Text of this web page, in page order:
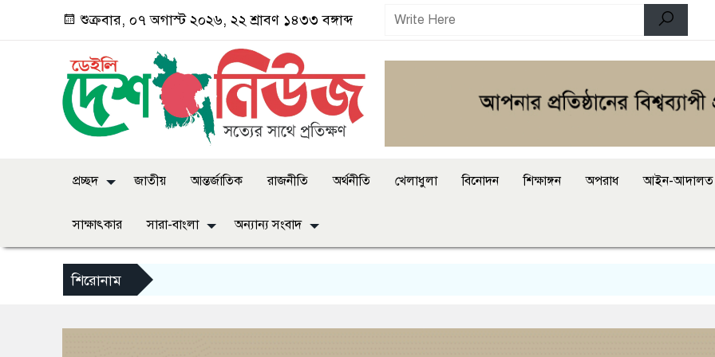
শুক্রবার, ০৭ অগাস্ট ২০২৬, ২২ শ্রাবণ ১৪৩৩ বঙ্গাব্দ
প্রচ্ছদ জাতীয় আন্তর্জাতিক রাজনীতি অর্থনীতি খেলাধুলা বিনোদন শিক্ষাঙ্গন অপরাধ আইন-আদালত
সাক্ষাৎকার সারা-বাংলা অন্যান্য সংবাদ
শিরোনাম